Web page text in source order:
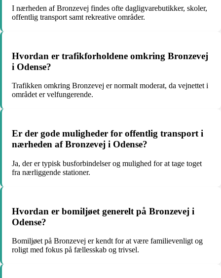
I nærheden af Bronzevej findes ofte dagligvarebutikker, skoler,
offentlig transport samt rekreative områder.
Hvordan er trafikforholdene omkring Bronzevej
i Odense?
Trafikken omkring Bronzevej er normalt moderat, da vejnettet i
området er velfungerende.
Er der gode muligheder for offentlig transport i
nærheden af Bronzevej i Odense?
Ja, der er typisk busforbindelser og mulighed for at tage toget
fra nærliggende stationer.
Hvordan er bomiljøet generelt på Bronzevej i
Odense?
Bomiljøet på Bronzevej er kendt for at være familievenligt og
roligt med fokus på fællesskab og trivsel.